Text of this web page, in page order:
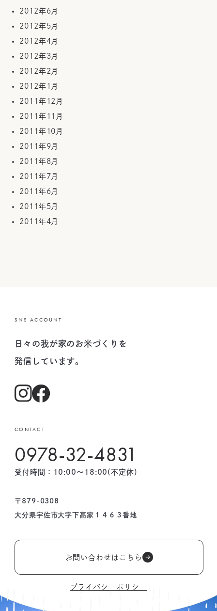
2012年6月
2012年5月
2012年4月
2012年3月
2012年2月
2012年1月
2011年12月
2011年11月
2011年10月
2011年9月
2011年8月
2011年7月
2011年6月
2011年5月
2011年4月
SNS ACCOUNT
日々の我が家のお米づくりを
発信しています。
CONTACT
0978-32-4831
受付時間：10:00〜18:00(不定休)
〒879-0308
大分県宇佐市大字下高家１４６３番地
お問い合わせはこちら
プライバシーポリシー